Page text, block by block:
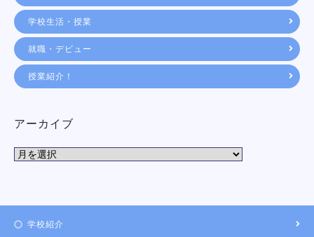
学校生活・授業
就職・デビュー
授業紹介！
アーカイブ
学校紹介